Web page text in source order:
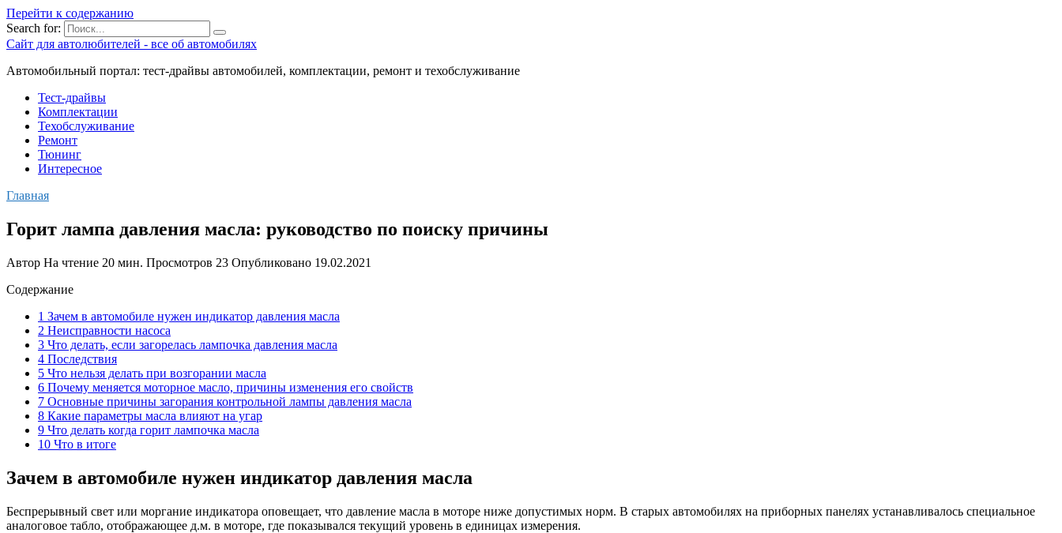
Перейти к содержанию
Search for:
Сайт для автолюбителей - все об автомобилях
Автомобильный портал: тест-драйвы автомобилей, комплектации, ремонт и техобслуживание
Тест-драйвы
Комплектации
Техобслуживание
Ремонт
Тюнинг
Интересное
Главная
Горит лампа давления масла: руководство по поиску причины
Автор На чтение 20 мин. Просмотров 23 Опубликовано 19.02.2021
Содержание
1 Зачем в автомобиле нужен индикатор давления масла
2 Неисправности насоса
3 Что делать, если загорелась лампочка давления масла
4 Последствия
5 Что нельзя делать при возгорании масла
6 Почему меняется моторное масло, причины изменения его свойств
7 Основные причины загорания контрольной лампы давления масла
8 Какие параметры масла влияют на угар
9 Что делать когда горит лампочка масла
10 Что в итоге
Зачем в автомобиле нужен индикатор давления масла
Беспрерывный свет или моргание индикатора оповещает, что давление масла в моторе ниже допустимых норм. В старых автомобилях на приборных панелях устанавливалось специальное
аналоговое табло, отображающее д.м. в моторе, где показывался текущий уровень в единицах измерения.